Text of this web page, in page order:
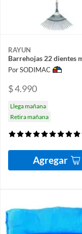
RAYUN
Barrehojas 22 dientes
Por SODIMAC
$ 4.990
Llega mañana
Retira mañana
Agregar